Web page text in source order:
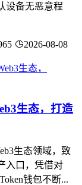
设备无恶意程
2026-08-08
生态，打造
生态领域，致
入口，凭借对
钱包不断...